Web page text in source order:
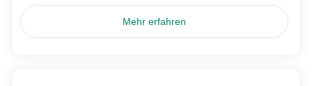
Mehr erfahren